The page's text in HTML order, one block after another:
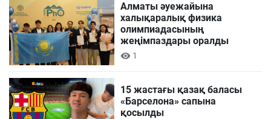
Алматы әуежайына
халықаралық физика
олимпиадасының
жеңімпаздары оралды
1
15 жастағы қазақ баласы
«Барселона» сапына
қосылды